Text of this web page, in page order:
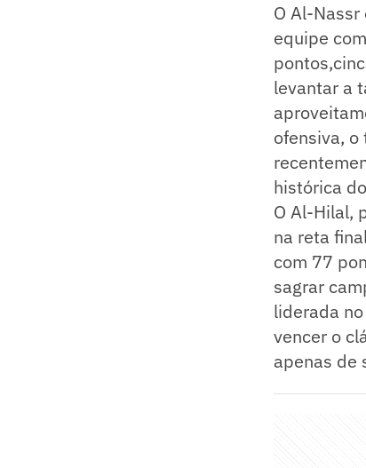
O Al-
equipe
levantar a
ofensiva,
histórica
O Al-Hilal,
na reta
com 77
sagrar
liderada
vencer o
apenas de